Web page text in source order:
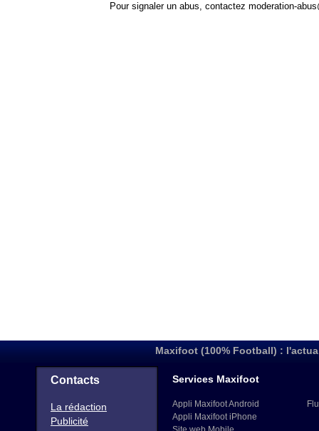
Pour signaler un abus, contactez moderation-
Maxifoot (100% Football) :
Contacts
La rédaction
Publicité
Services Maxifoot
Appli Maxifoot Android
Appli Maxifoot iPhone